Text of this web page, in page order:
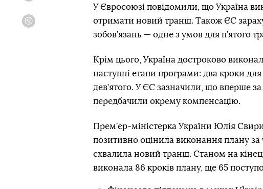
У Євросоюзі повідомили, що Україна
отримати новий транш. Також ЄС
зобов’язань — одне з умов для п’ятого
Крім цього, Україна достроково
наступні етапи програми: два кроки
дев’ятого. У ЄС зазначили, що вперше
передбачили окрему компенсацію.
Прем’єр-міністерка України Юлія
позитивно оцінила виконання плану за
схвалила новий транш. Станом на
виконала 86 кроків плану, ще 65